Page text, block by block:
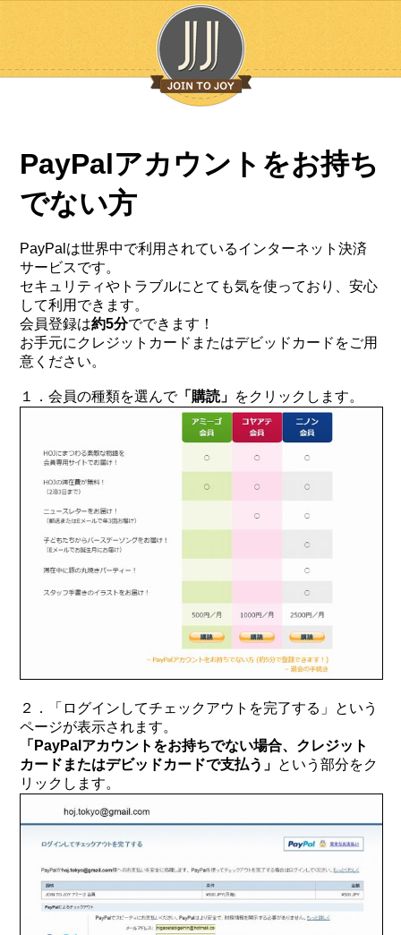
PayPalアカウントをお持ち
でない方
PayPalは世界中で利用されているインターネット決済
サービスです。
セキュリティやトラブルにとても気を使っており、安心
して利用できます。
会員登録は約5分でできます！
お手元にクレジットカードまたはデビッドカードをご用
意ください。
１．会員の種類を選んで「購読」 をクリックします。
２．「ログインしてチェックアウトを完了する」という
ページが表示されます。
「PayPalアカウントをお持ちでない場合、クレジット
カードまたはデビッドカードで支払う」 という部分をク
リックします。